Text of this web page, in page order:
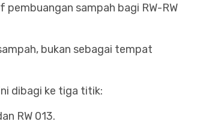
sampah bagi RW-RW
bukan sebagai tempat
dibagi ke tiga titik:
RW 013.